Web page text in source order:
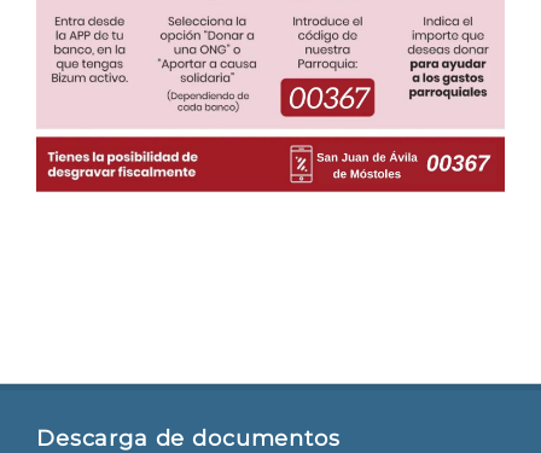
Descarga de documentos